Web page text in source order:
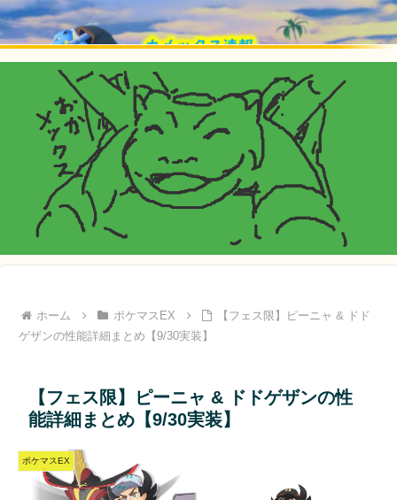
ホーム ポケマスEX
【フェス限】ピーニャ & ドド
ゲザンの性能詳細まとめ【9/30実装】
【フェス限】ピーニャ & ドドゲザンの性
能詳細まとめ【9/30実装】
ポケマスEX